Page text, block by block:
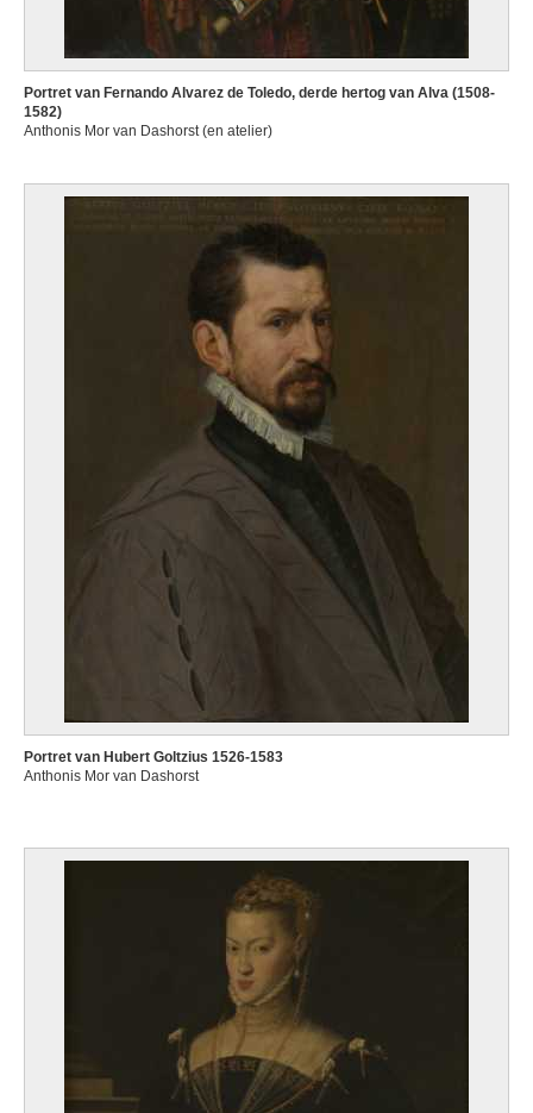
Portret van Fernando Alvarez de Toledo, derde hertog van Alva (1508-
1582)
Anthonis Mor van Dashorst (en atelier)
Portret van Hubert Goltzius 1526-1583
Anthonis Mor van Dashorst